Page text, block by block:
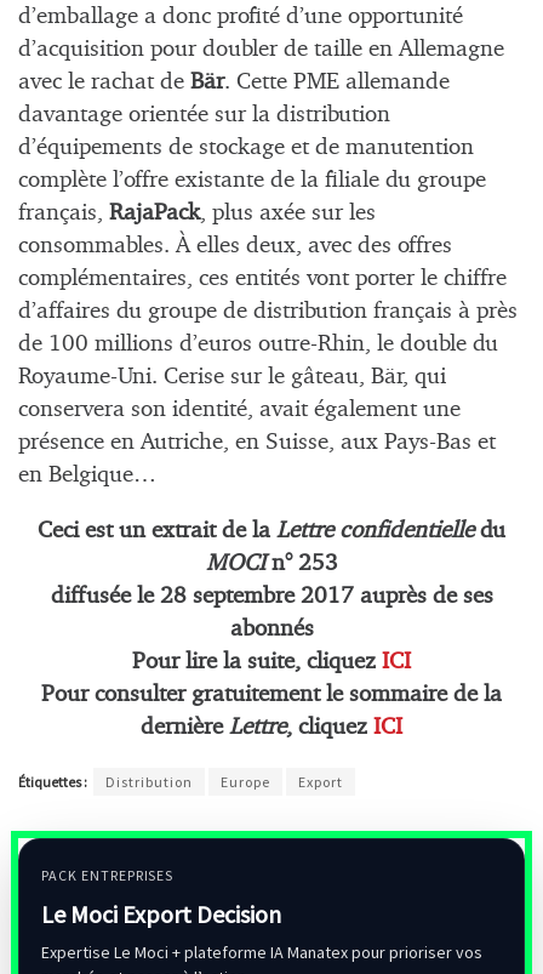
d’emballage a donc profité d’une opportunité
d’acquisition pour doubler de taille en Allemagne
avec le rachat de Bär. Cette PME allemande
davantage orientée sur la distribution
d’équipements de stockage et de manutention
complète l’offre existante de la filiale du groupe
français, RajaPack, plus axée sur les
consommables. À elles deux, avec des offres
complémentaires, ces entités vont porter le chiffre
d’affaires du groupe de distribution français à près
de 100 millions d’euros outre-Rhin, le double du
Royaume-Uni. Cerise sur le gâteau, Bär, qui
conservera son identité, avait également une
présence en Autriche, en Suisse, aux Pays-Bas et
en Belgique…
Ceci est un extrait de la Lettre confidentielledu
MOCIn° 253
diffusée le 28 septembre 2017 auprès de ses
abonnés
Pour lire la suite, cliquez ICI
Pour consulter gratuitement le sommaire de la
dernière Lettre, cliquez ICI
Étiquettes : Distribution Europe Export
PACK ENTREPRISES
Le Moci Export Decision
Expertise Le Moci + plateforme IA Manatex pour prioriser vos